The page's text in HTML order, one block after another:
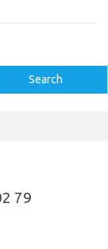
Search
79